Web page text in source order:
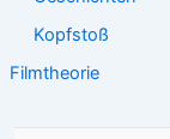
Kopfstoß
Filmtheorie